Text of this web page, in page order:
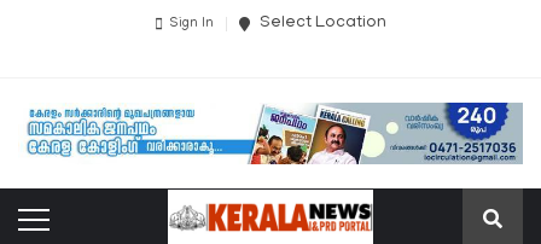
Sign In Select Location